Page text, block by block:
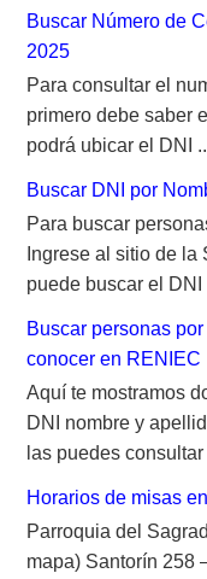
Buscar Número de
2025
Para consultar el
primero debe saber
podrá ubicar el DNI
Buscar DNI por
Para buscar
Ingrese al sitio de
puede buscar el
Buscar personas
conocer en RENIEC
Aquí te mostramos
DNI nombre y
las puedes consultar
Horarios de misas
Parroquia del
mapa) Santorín 258